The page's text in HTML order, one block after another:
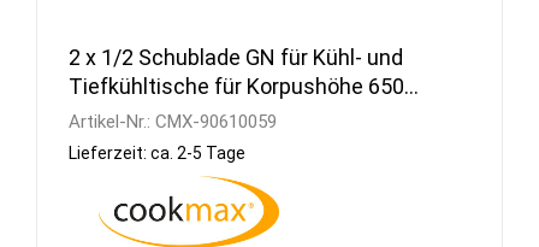
2 x 1/2 Schublade GN für Kühl- und
Tiefkühltische für Korpushöhe 650
mm
Artikel-Nr.: CMX-90610059
Lieferzeit: ca. 2-5 Tage